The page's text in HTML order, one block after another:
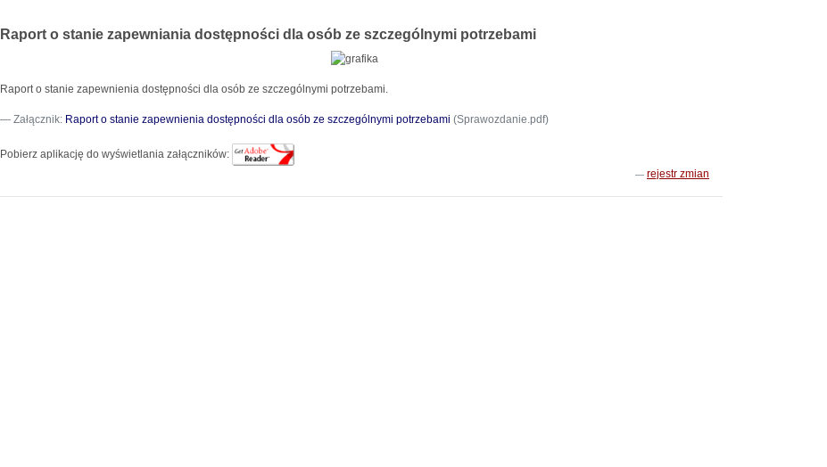
Raport o stanie zapewniania dostępności dla osób ze szczególnymi potrzebami
Raport o stanie zapewnienia dostępności dla osób ze szczególnymi potrzebami.
Załącznik: Raport o stanie zapewnienia dostępności dla osób ze szczególnymi potrzebami (Sprawozdanie.pdf)
Pobierz aplikację do wyświetlania załączników:
rejestr zmian